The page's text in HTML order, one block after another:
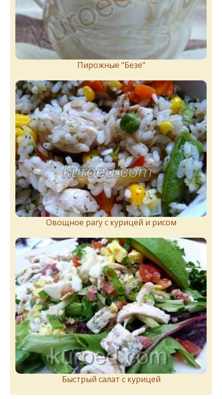
Пирожныe "Бeзe"
Овощное рагу с курицей и рисом
Быстрый салат с курицей